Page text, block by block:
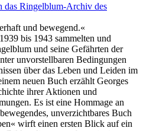
das Ringelblum-Archiv des
und bewegend.«
bis 1943 sammelten und
und seine Gefährten der
unvorstellbaren Bedingungen
über das Leben und Leiden im
neuen Buch erzählt Georges
ihrer Aktionen und
Es ist eine Hommage an
unverzichtbares Buch
wirft einen ersten Blick auf ein